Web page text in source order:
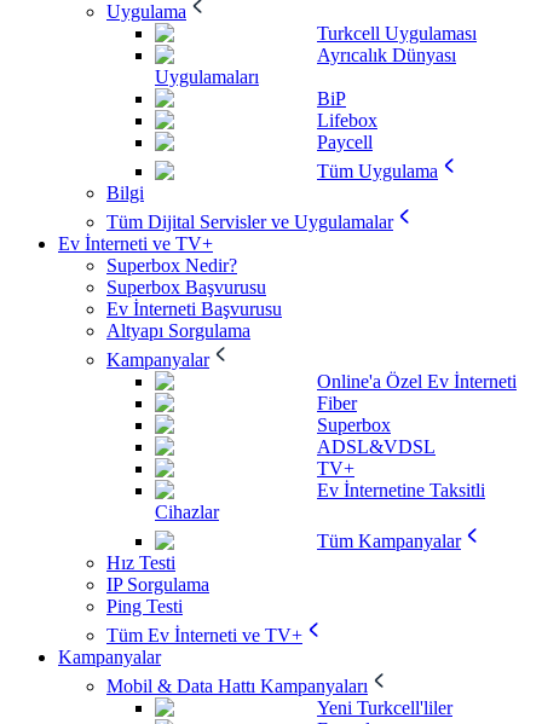
Uygulama
Turkcell Uygulaması
Ayrıcalık Dünyası
Uygulamaları
BiP
Lifebox
Paycell
Tüm Uygulama
Bilgi
Tüm Dijital Servisler ve Uygulamalar
Ev İnterneti ve TV+
Superbox Nedir?
Superbox Başvurusu
Ev İnterneti Başvurusu
Altyapı Sorgulama
Kampanyalar
Online'a Özel Ev İnterneti
Fiber
Superbox
ADSL&VDSL
TV+
Ev İnternetine Taksitli
Cihazlar
Tüm Kampanyalar
Hız Testi
IP Sorgulama
Ping Testi
Tüm Ev İnterneti ve TV+
Kampanyalar
Mobil & Data Hattı Kampanyaları
Yeni Turkcell'liler